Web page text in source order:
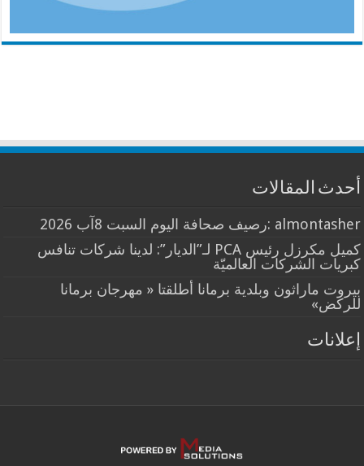
أحدث المقالات
almontasher :رصيف صحافة اليوم السبت 8آب 2026
كميل مكرزل رئيس PCA لـ”الديار”: لدينا شركات تنافس
كبريات الشركات العالميّة
بيروت ماراثون وبلدية برمانا أطلقتا « مهرجان برمانا
للركض»
إعلانات